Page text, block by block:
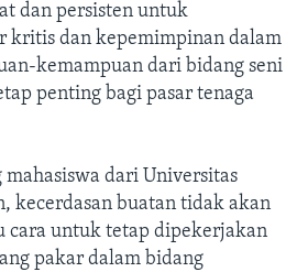
dan persisten untuk
kritis dan kepemimpinan dalam
kemampuan dari bidang seni
penting bagi pasar tenaga
mahasiswa dari Universitas
kecerdasan buatan tidak akan
cara untuk tetap dipekerjakan
pakar dalam bidang